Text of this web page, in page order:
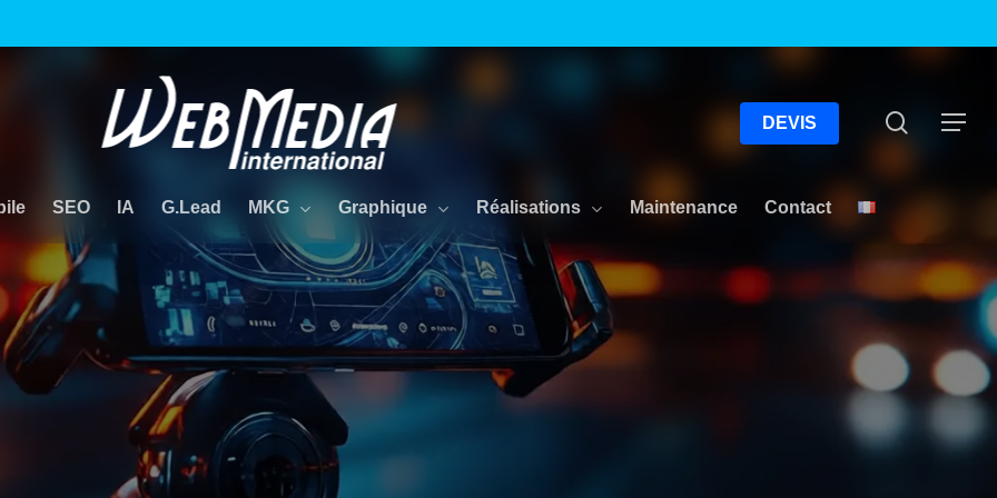
DEVIS Menu
SEO IA G.Lead MKG Graphique Réalisations Maintenance Contact